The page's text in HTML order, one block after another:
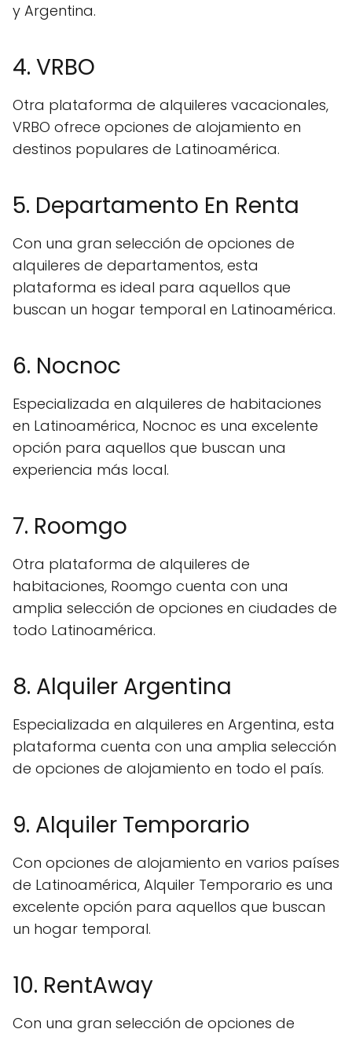
y Argentina.
4. VRBO
Otra plataforma de alquileres vacacionales,
VRBO ofrece opciones de alojamiento en
destinos populares de Latinoamérica.
5. Departamento En Renta
Con una gran selección de opciones de
alquileres de departamentos, esta
plataforma es ideal para aquellos que
buscan un hogar temporal en Latinoamérica.
6. Nocnoc
Especializada en alquileres de habitaciones
en Latinoamérica, Nocnoc es una excelente
opción para aquellos que buscan una
experiencia más local.
7. Roomgo
Otra plataforma de alquileres de
habitaciones, Roomgo cuenta con una
amplia selección de opciones en ciudades de
todo Latinoamérica.
8. Alquiler Argentina
Especializada en alquileres en Argentina, esta
plataforma cuenta con una amplia selección
de opciones de alojamiento en todo el país.
9. Alquiler Temporario
Con opciones de alojamiento en varios países
de Latinoamérica, Alquiler Temporario es una
excelente opción para aquellos que buscan
un hogar temporal.
10. RentAway
Con una gran selección de opciones de